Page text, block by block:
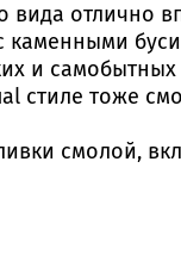
вида отлично
каменными
и
стиле тоже
смолой,